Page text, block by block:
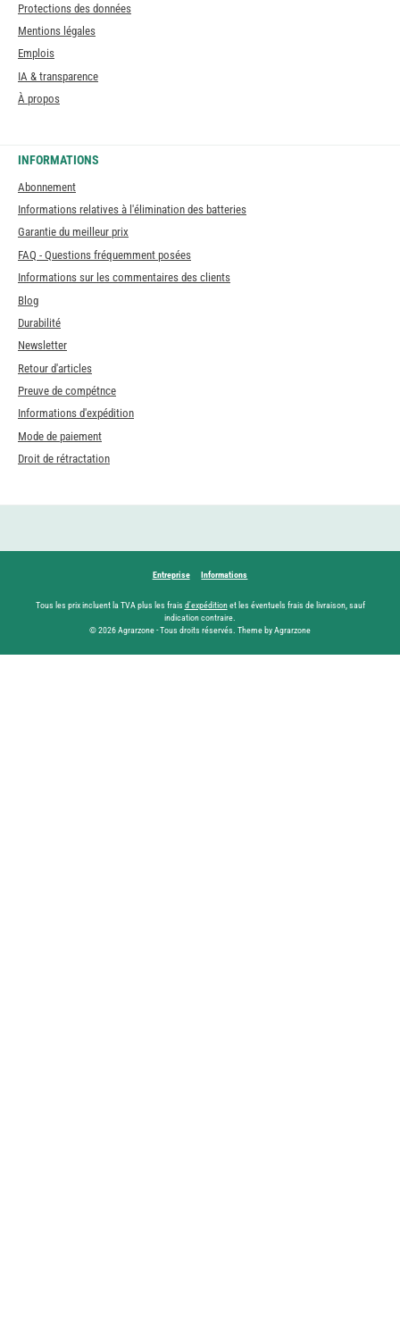
Protections des données
Mentions légales
Emplois
IA & transparence
À propos
INFORMATIONS
Abonnement
Informations relatives à l'élimination des batteries
Garantie du meilleur prix
FAQ - Questions fréquemment posées
Informations sur les commentaires des clients
Blog
Durabilité
Newsletter
Retour d'articles
Preuve de compétnce
Informations d'expédition
Mode de paiement
Droit de rétractation
Entreprise Informations
Tous les prix incluent la TVA plus les frais d'expéditionet les éventuels frais de livraison, sauf
indication contraire.
© 2026 Agrarzone - Tous droits réservés. Theme by Agrarzone